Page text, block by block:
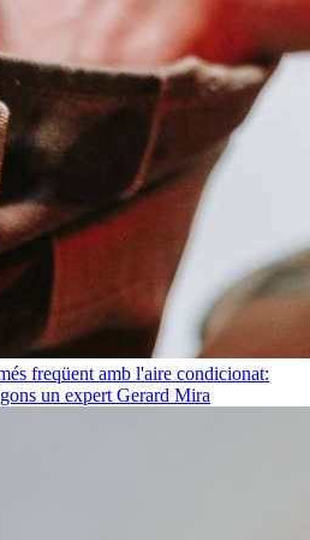
freqüent amb l'aire condicionat:
un expert Gerard Mira